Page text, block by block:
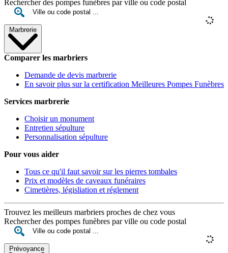
Rechercher des pompes funèbres par ville ou code postal
Marbrerie
Comparer les marbriers
Demande de devis marbrerie
En savoir plus sur la certification Meilleures Pompes Funèbres
Services marbrerie
Choisir un monument
Entretien sépulture
Personnalisation sépulture
Pour vous aider
Tous ce qu'il faut savoir sur les pierres tombales
Prix et modèles de caveaux funéraires
Cimetières, législiation et réglement
Trouvez les meilleurs marbriers proches de chez vous
Rechercher des pompes funèbres par ville ou code postal
Prévoyance